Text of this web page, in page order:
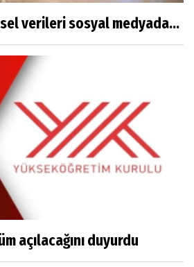
verileri sosyal medyada...
açılacağını duyurdu